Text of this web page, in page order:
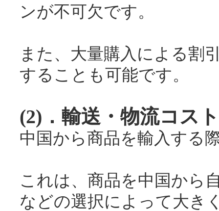
ンが不可欠です。
また、大量購入による割
することも可能です。
(2)．輸送・物流コス
中国から商品を輸入する
これは、商品を中国から
などの選択によって大き